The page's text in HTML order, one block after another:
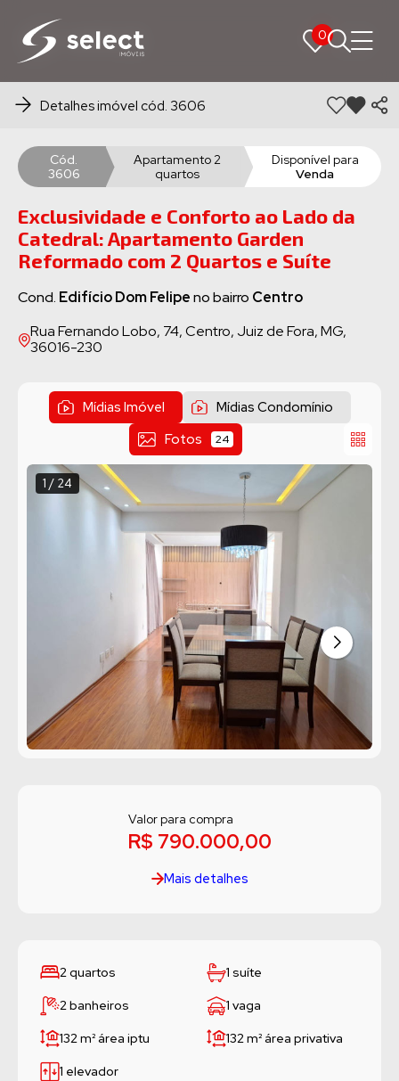
0
0
Detalhes imóvel cód. 3606
Cód.
3606
Apartamento 2
quartos
Disponível para
Venda
Exclusividade e Conforto ao Lado da
Catedral: Apartamento Garden
Reformado com 2 Quartos e Suíte
Cond. Edifício Dom Felipeno bairro Centro
Rua Fernando Lobo, 74, Centro, Juiz de Fora, MG,
36016-230
Mídias Imóvel
Mídias Condomínio
Fotos
24
1 / 24
Valor para compra
R$ 790.000,00
Mais detalhes
2 quartos 1 suíte
2 banheiros 1 vaga
132 m²área iptu 132 m²área privativa
1 elevador